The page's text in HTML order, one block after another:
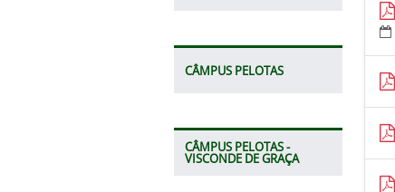
CÂMPUS PELOTAS
CÂMPUS PELOTAS -
VISCONDE DE GRAÇA